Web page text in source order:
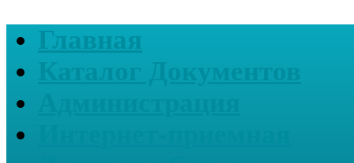
Главная